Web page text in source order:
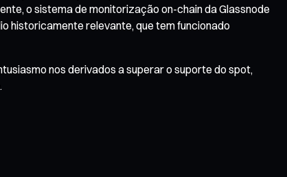
o sistema de monitorização on-chain da Glassnode
historicamente relevante, que tem funcionado
nos derivados a superar o suporte do spot,